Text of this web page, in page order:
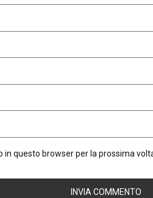
in questo browser per la prossima